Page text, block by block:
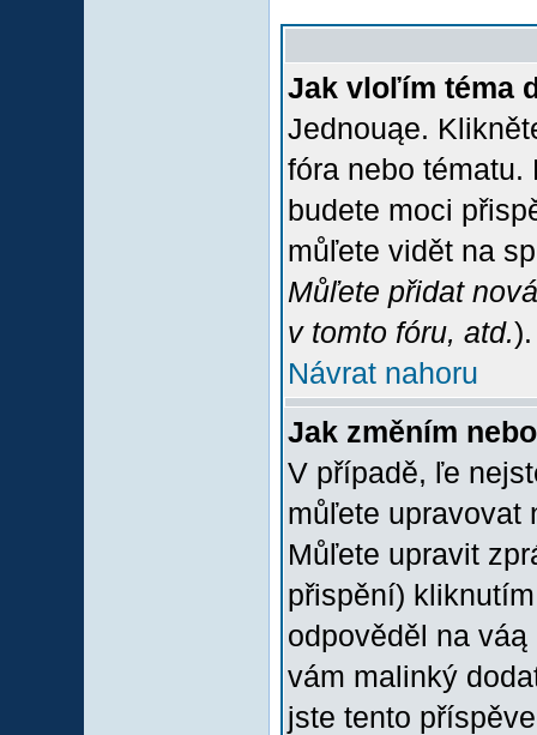
Jak vloľím téma
Jednouąe.
fóra nebo
budete moci
můľete vidět na
Můľete přidat
v tomto fóru, atd.).
Návrat nahoru
Jak změním
V případě, ľe
můľete upravovat
Můľete upravit
přispění)
odpověděl na
vám malinký
jste tento